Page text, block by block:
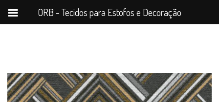
ORB - Tecidos para Estofos e Decoração